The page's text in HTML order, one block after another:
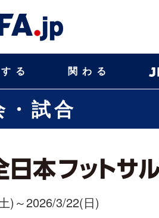
する 関わる
・試合
)～2026/3/22(日)